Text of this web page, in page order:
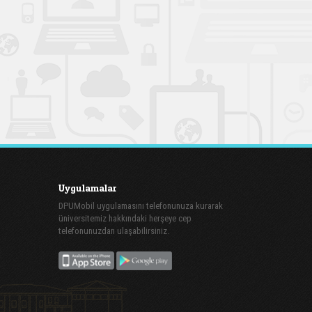
Uygulamalar
DPUMobil uygulamasını telefonunuza kurarak
üniversitemiz hakkındaki herşeye cep
telefonunuzdan ulaşabilirsiniz.